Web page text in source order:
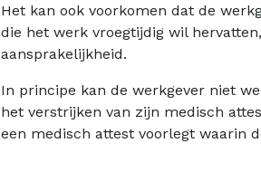
Het kan ook voorkomen dat de
die het werk vroegtijdig wil
aansprakelijkheid.
In principe kan de werkgever niet
het verstrijken van zijn medisch
een medisch attest voorlegt waarin